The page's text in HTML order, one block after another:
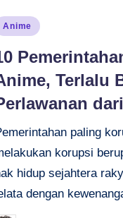
Anime
Terlalu
paling
korupsi
hidup sejahtera
dengan